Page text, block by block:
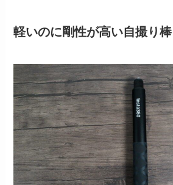
軽いのに剛性が高い自撮り棒